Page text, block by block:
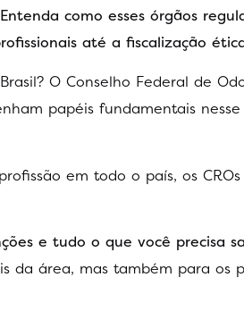
como esses órgãos
até a fiscalização
O Conselho Federal de
papéis fundamentais
em todo o país, os
e tudo o que você precisa
da área, mas também para os